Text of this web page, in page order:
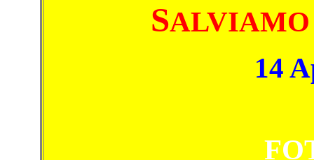
SALVIAMO
14